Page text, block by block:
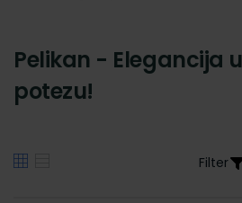
Pelikan - Elegancija
potezu!
Filter